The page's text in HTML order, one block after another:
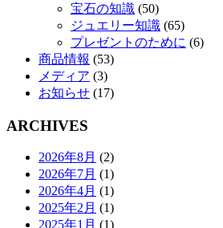
宝石の知識 (50)
ジュエリー知識 (65)
プレゼントのために (6)
商品情報 (53)
メディア (3)
お知らせ (17)
ARCHIVES
2026年8月 (2)
2026年7月 (1)
2026年4月 (1)
2025年2月 (1)
2025年1月 (1)